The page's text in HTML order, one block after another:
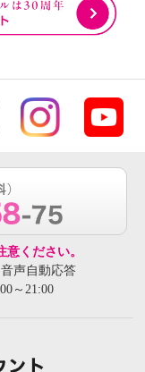
ください。
声自動応答
～21:00